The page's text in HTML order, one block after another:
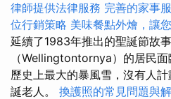
律師提供法律服務 完善的家事
位行銷策略 美味餐點外燴，讓
延續了1983年推出的聖誕節故
（Wellingtontornya）的居民
歷史上最大的暴風雪，沒有人
誕老人。 換護照的常見問題與